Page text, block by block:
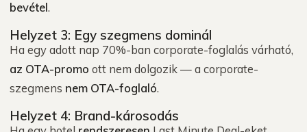
bevétel.
Helyzet 3: Egy szegmens dominál
Ha egy adott nap 70%-ban corporate-foglalás várható,
az OTA-promo ott nem dolgozik — a corporate-
szegmens nem OTA-foglaló.
Helyzet 4: Brand-károsodás